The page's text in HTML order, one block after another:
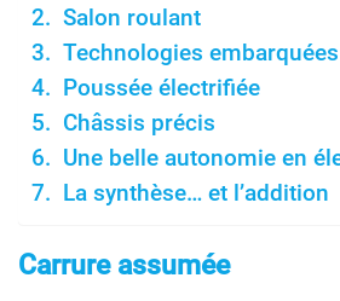
Salon roulant
Technologies embarquées
Poussée électrifiée
Châssis précis
Une belle autonomie en
La synthèse… et l’addition
Carrure assumée